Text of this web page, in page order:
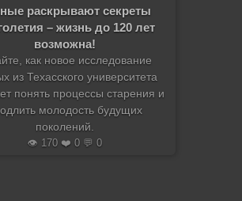
раскрывают секреты
– жизнь до 120 лет
возможна!
как новое исследование
из Техасского университета
понять процессы старения и
молодость будущих
поколений.
👁️ 170 ❤️ 0 💬 0